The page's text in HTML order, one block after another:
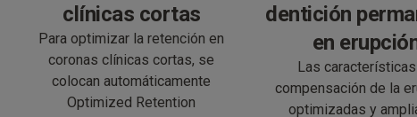
clínicas cortas
Para optimizar la retención en
coronas clínicas cortas, se
colocan automáticamente
Optimized Retention
dentición
en
Las
compensación de la
optimizadas y